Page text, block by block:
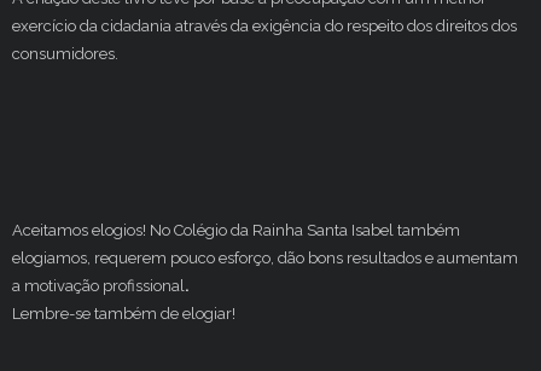
exercício da cidadania através da exigência do respeito dos direitos dos
consumidores.
Aceitamos elogios! No Colégio da Rainha Santa Isabel também
elogiamos, requerem pouco esforço, dão bons resultados e aumentam
a motivação profissional.
Lembre-se também de elogiar!